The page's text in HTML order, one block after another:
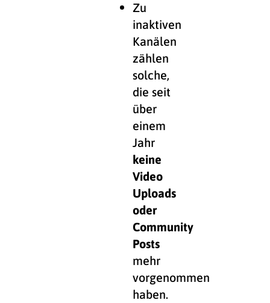
Zu
inaktiven
Kanälen
zählen
solche,
die seit
über
einem
Jahr
keine
Video
Uploads
oder
Community
Posts
mehr
vorgenommen
haben.